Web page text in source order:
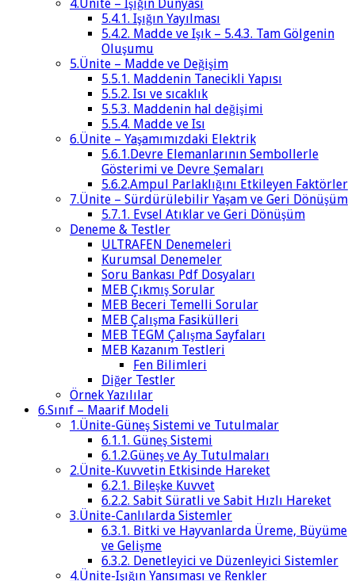
4.Ünite – Işığın Dünyası
5.4.1. Işığın Yayılması
5.4.2. Madde ve Işık – 5.4.3. Tam Gölgenin
Oluşumu
5.Ünite – Madde ve Değişim
5.5.1. Maddenin Tanecikli Yapısı
5.5.2. Isı ve sıcaklık
5.5.3. Maddenin hal değişimi
5.5.4. Madde ve Isı
6.Ünite – Yaşamımızdaki Elektrik
5.6.1.Devre Elemanlarının Sembollerle
Gösterimi ve Devre Şemaları
5.6.2.Ampul Parlaklığını Etkileyen Faktörler
7.Ünite – Sürdürülebilir Yaşam ve Geri Dönüşüm
5.7.1. Evsel Atıklar ve Geri Dönüşüm
Deneme & Testler
ULTRAFEN Denemeleri
Kurumsal Denemeler
Soru Bankası Pdf Dosyaları
MEB Çıkmış Sorular
MEB Beceri Temelli Sorular
MEB Çalışma Fasikülleri
MEB TEGM Çalışma Sayfaları
MEB Kazanım Testleri
Fen Bilimleri
Diğer Testler
Örnek Yazılılar
6.Sınıf – Maarif Modeli
1.Ünite-Güneş Sistemi ve Tutulmalar
6.1.1. Güneş Sistemi
6.1.2.Güneş ve Ay Tutulmaları
2.Ünite-Kuvvetin Etkisinde Hareket
6.2.1. Bileşke Kuvvet
6.2.2. Sabit Süratli ve Sabit Hızlı Hareket
3.Ünite-Canlılarda Sistemler
6.3.1. Bitki ve Hayvanlarda Üreme, Büyüme
ve Gelişme
6.3.2. Denetleyici ve Düzenleyici Sistemler
4.Ünite-Işığın Yansıması ve Renkler